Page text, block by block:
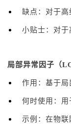
缺点：对于高
小贴士：对于
局部异常因子（
作用：基于局
何时使用：用
示例：在物联